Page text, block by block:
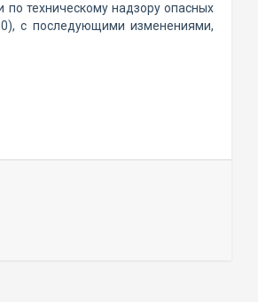
техническому надзору опасных
с последующими изменениями,